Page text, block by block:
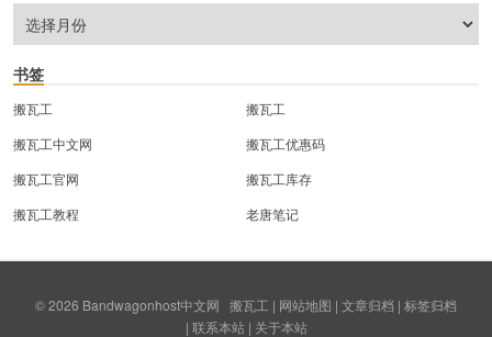
书签
搬瓦工
搬瓦工
搬瓦工中文网
搬瓦工优惠码
搬瓦工官网
搬瓦工库存
搬瓦工教程
老唐笔记
© 2026 Bandwagonhost中文网 搬瓦工 | 网站地图 | 文章归档 | 标签归档
| 联系本站| 关于本站